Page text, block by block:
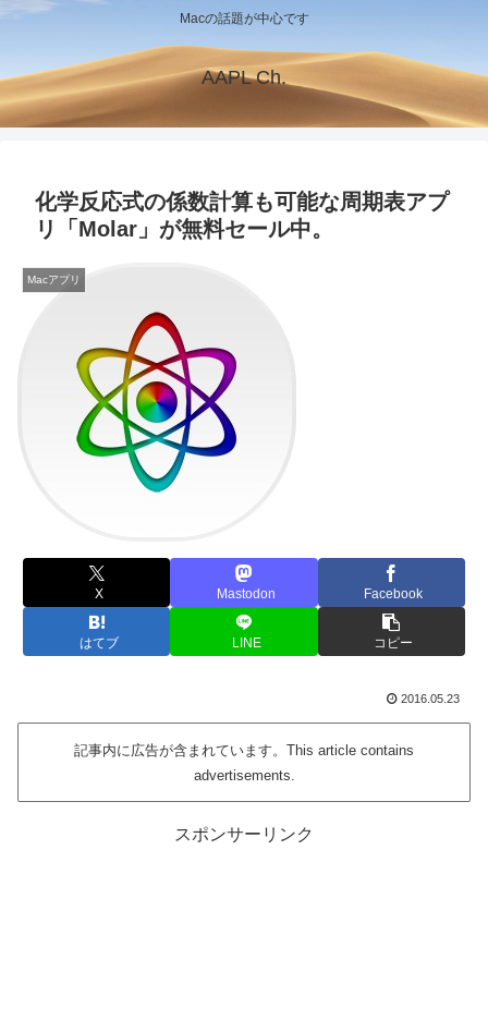
Macの話題が中心です
AAPL Ch.
化学反応式の係数計算も可能な周期表アプ
リ「Molar」が無料セール中。
Macアプリ
X Mastodon Facebook
はてブ LINE コピー
2016.05.23
記事内に広告が含まれています。This article contains
advertisements.
スポンサーリンク